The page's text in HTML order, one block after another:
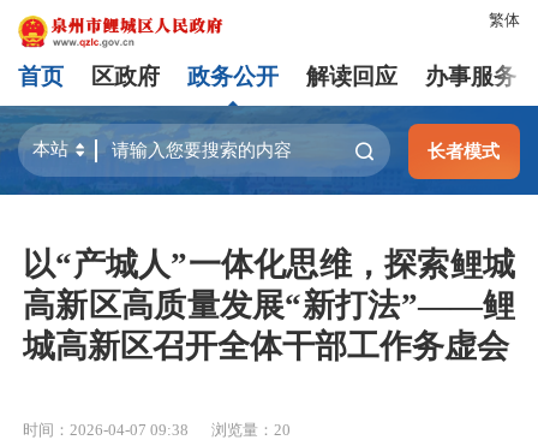
繁体
首页 区政府 政务公开 解读回应 办事服务
长者模式
以“产城人”一体化思维，探索鲤城
高新区高质量发展“新打法”——鲤
城高新区召开全体干部工作务虚会
时间：2026-04-07 09:38 浏览量： 20